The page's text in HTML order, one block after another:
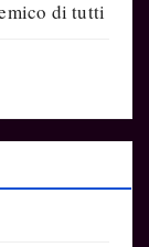
di tutti